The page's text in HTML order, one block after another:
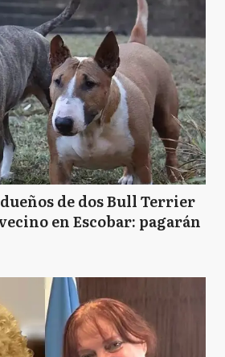
de dos Bull Terrier
en Escobar: pagarán